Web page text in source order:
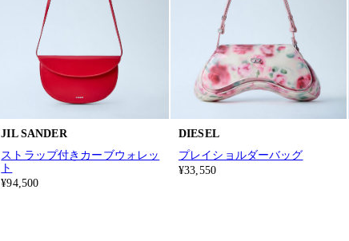
JIL SANDER
ストラップ付きカーブウォレッ
ト
¥94,500
DIESEL
プレイショルダーバッグ
¥33,550